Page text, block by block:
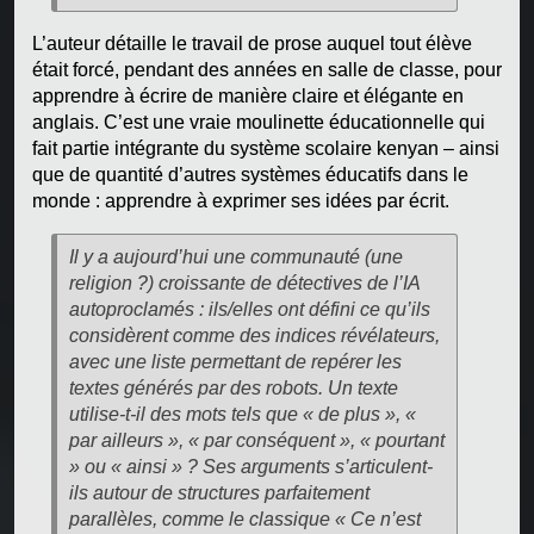
L’auteur détaille le travail de prose auquel tout élève
était forcé, pendant des années en salle de classe, pour
apprendre à écrire de manière claire et élégante en
anglais. C’est une vraie moulinette éducationnelle qui
fait partie intégrante du système scolaire kenyan – ainsi
que de quantité d’autres systèmes éducatifs dans le
monde : apprendre à exprimer ses idées par écrit.
Il y a aujourd’hui une communauté (une
religion ?) croissante de détectives de l’IA
autoproclamés : ils/elles ont défini ce qu’ils
considèrent comme des indices révélateurs,
avec une liste permettant de repérer les
textes générés par des robots. Un texte
utilise-t-il des mots tels que « de plus », «
par ailleurs », « par conséquent », « pourtant
» ou « ainsi » ? Ses arguments s’articulent-
ils autour de structures parfaitement
parallèles, comme le classique « Ce n’est